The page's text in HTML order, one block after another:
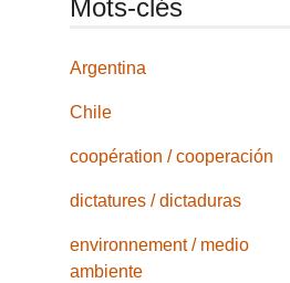
Mots-clés
Argentina
Chile
coopération / cooperación
dictatures / dictaduras
environnement / medio
ambiente